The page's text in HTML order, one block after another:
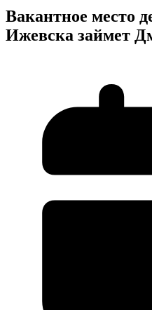
Вакантное место
Ижевска займет